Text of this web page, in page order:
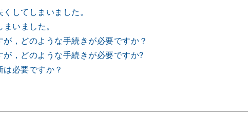
してしまいました。
いました。
，どのような手続きが必要ですか？
，どのような手続きが必要ですか?
必要ですか？